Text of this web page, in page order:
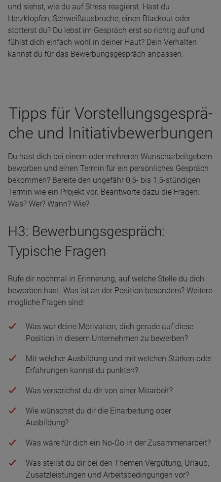
und siehst, wie du auf Stress reagierst. Hast du
Herzklopfen, Schweißausbrüche, einen Blackout oder
stotterst du? Du lebst im Gespräch erst so richtig auf und
fühlst dich einfach wohl in deiner Haut? Dein Verhalten
kannst du für das Bewerbungsgespräch anpassen.
Tipps für Vor­stel­lungs­ge­sprä­
che und Initia­tiv­be­wer­bun­gen
Du hast dich bei einem oder mehreren Wunscharbeitgebern
beworben und einen Termin für ein persönliches Gespräch
bekommen? Bereite den ungefähr 0,5- bis 1,5-stündigen
Termin wie ein Projekt vor. Beantworte dazu die Fragen:
Was? Wer? Wann? Wie?
H3: Bewerbungsgespräch:
Typische Fragen
Rufe dir nochmal in Erinnerung, auf welche Stelle du dich
beworben hast. Was ist an der Position besonders? Weitere
mögliche Fragen sind:
Was war deine Motivation, dich gerade auf diese
Position in diesem Unternehmen zu bewerben?
Mit welcher Ausbildung und mit welchen Stärken oder
Erfahrungen kannst du punkten?
Was versprichst du dir von einer Mitarbeit?
Wie wünschst du dir die Einarbeitung oder
Ausbildung?
Was wäre für dich ein No-Go in der Zusammenarbeit?
Was stellst du dir bei den Themen Vergütung, Urlaub,
Zusatzleistungen und Arbeitsbedingungen vor?